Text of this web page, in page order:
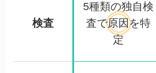
検査
5種類の独自検
査で原因を特
定